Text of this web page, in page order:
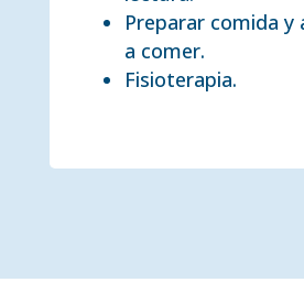
Preparar comida y
a comer.
Fisioterapia.